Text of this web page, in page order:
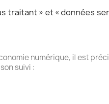
traitant » et « données
numérique, il est
suivi :